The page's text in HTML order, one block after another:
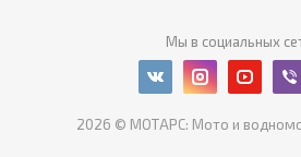
Мы в социальных
2026 © МОТАРС: Мото и